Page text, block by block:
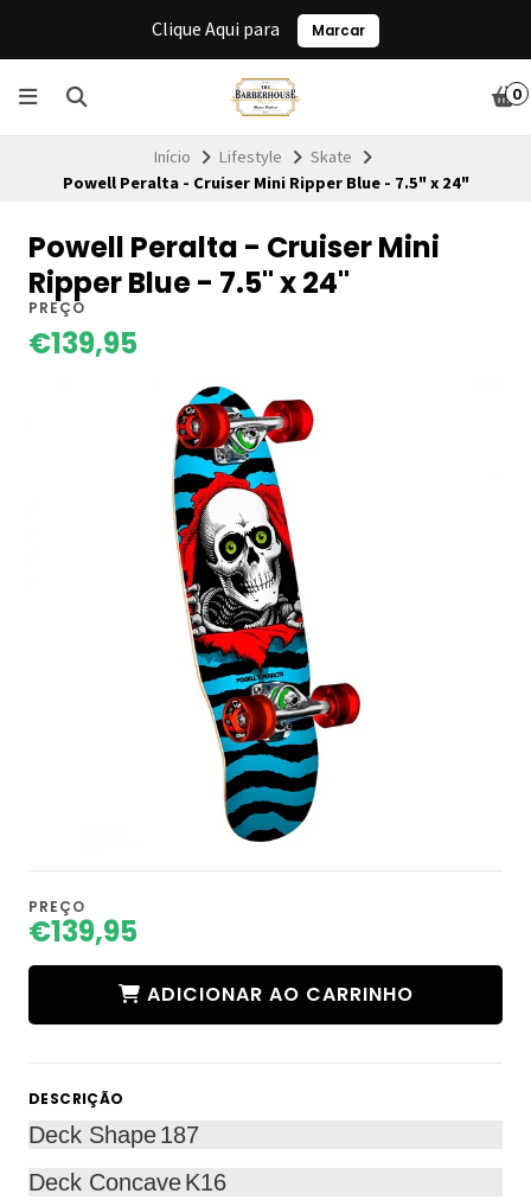
Clique Aqui para Marcar
0
Início Lifestyle
Skate
Powell Peralta - Cruiser Mini Ripper Blue - 7.5" x 24"
Powell Peralta - Cruiser Mini
Ripper Blue - 7.5" x 24"
PREÇO
€139,95
PREÇO
€139,95
ADICIONAR AO CARRINHO
DESCRIÇÃO
Deck Shape187
Deck ConcaveK16